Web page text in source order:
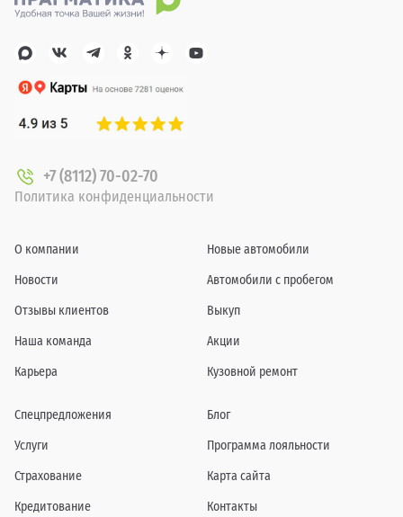
+7 (8112) 70-02-70
Политика конфиденциальности
О компании
Новости
Отзывы клиентов
Наша команда
Карьера
Новые автомобили
Автомобили с пробегом
Выкуп
Акции
Кузовной ремонт
Спецпредложения
Услуги
Страхование
Кредитование
Блог
Программа лояльности
Карта сайта
Контакты